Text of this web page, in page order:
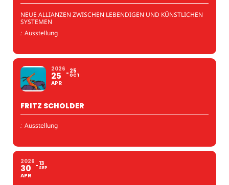
NEUE ALLIANZEN ZWISCHEN LEBENDIGEN UND KÜNSTLICHEN
SYSTEMEN
: Ausstellung
2026
25
APR
25
OCT
FRITZ SCHOLDER
: Ausstellung
2026
30
APR
13
SEP